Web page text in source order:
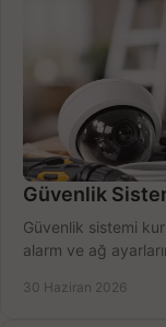
Güvenlik
Güvenlik sistemi
alarm ve ağ
30 Haziran 2026